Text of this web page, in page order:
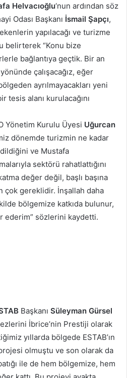
Helvacıoğlu‘nun ardından söz
Odası Başkanı İsmail Şapçı,
yapılacağı ve turizme
belirterek “Konu bize
bağlantıya geçtik. Bir an
çalışacağız, eğer
ayrılmayacakları yeni
tesis alanı kurulacağını
Yönetim Kurulu Üyesi Uğurcan
dönemde turizmin ne kadar
ve Mustafa
sektörü rahatlattığını
değer değil, başlı başına
çok gereklidir. İnşallah daha
bölgemize katkıda bulunur,
ederim” sözlerini kaydetti.
Başkanı Süleyman Gürsel
İbrice’nin Prestiji olarak
yıllarda bölgede ESTAB’ın
olmuştu ve son olarak da
ile de hem bölgemize, hem